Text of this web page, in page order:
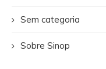
Sem categoria
Sobre Sinop